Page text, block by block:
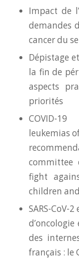
Impact de
demandes
cancer du
Dépistage
la fin de
aspects
priorités
COVID-
leukemias
committee
fight
children and
SARS-CoV-
des
français : le